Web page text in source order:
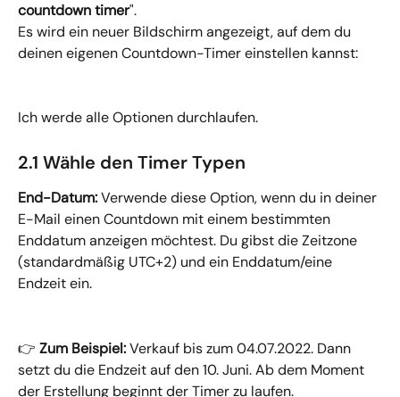
countdown timer".
Es wird ein neuer Bildschirm angezeigt, auf dem du
deinen eigenen Countdown-Timer einstellen kannst:
Ich werde alle Optionen durchlaufen.
2.1 Wähle den Timer Typen
End-Datum: Verwende diese Option, wenn du in deiner
E-Mail einen Countdown mit einem bestimmten
Enddatum anzeigen möchtest. Du gibst die Zeitzone
(standardmäßig UTC+2) und ein Enddatum/eine
Endzeit ein.
👉 Zum Beispiel: Verkauf bis zum 04.07.2022. Dann
setzt du die Endzeit auf den 10. Juni. Ab dem Moment
der Erstellung beginnt der Timer zu laufen.